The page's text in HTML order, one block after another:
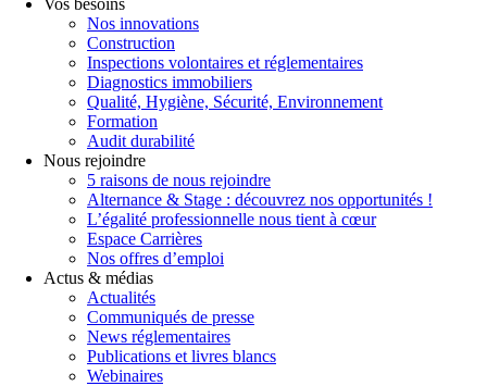
Nos innovations
Construction
Inspections volontaires et réglementaires
Diagnostics immobiliers
Qualité, Hygiène, Sécurité, Environnement
Formation
Audit durabilité
Nous rejoindre
5 raisons de nous rejoindre
Alternance & Stage : découvrez nos opportunités !
L’égalité professionnelle nous tient à cœur
Espace Carrières
Nos offres d’emploi
Actus & médias
Actualités
Communiqués de presse
News réglementaires
Publications et livres blancs
Webinaires